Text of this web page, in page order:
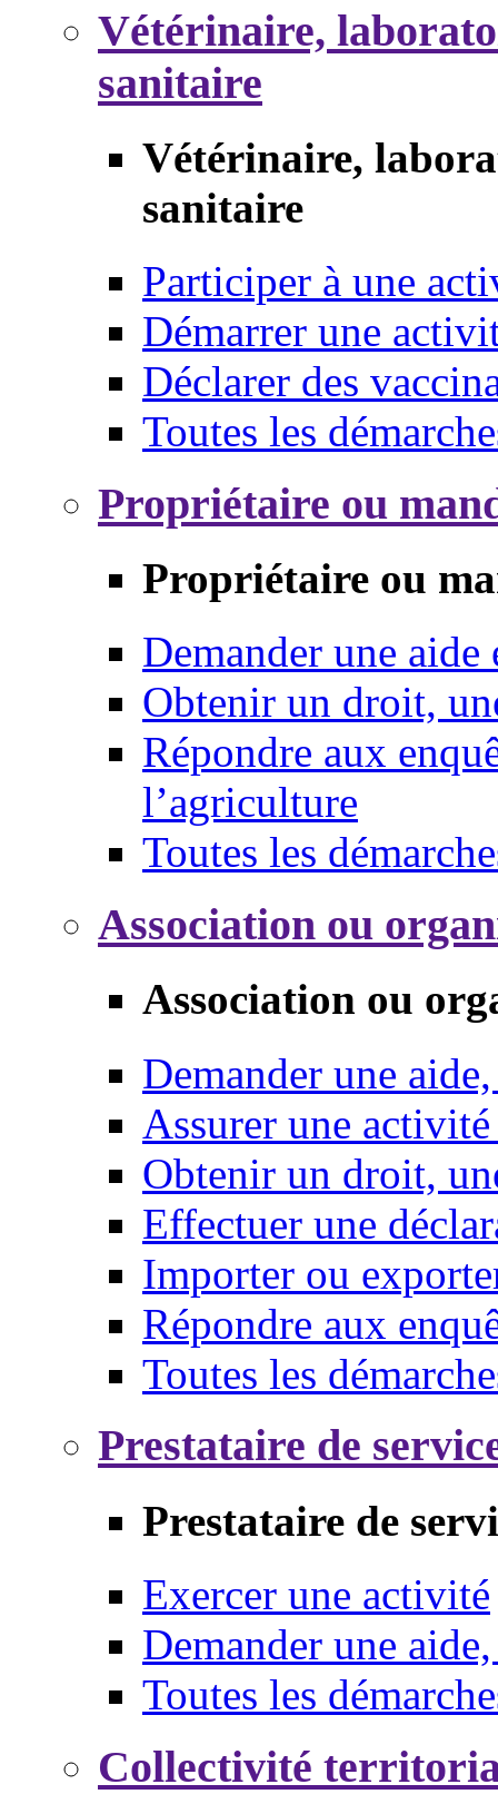
Vétérinaire,
sanitaire
Vétérinaire,
sanitaire
Participer à une
Démarrer une
Déclarer des
Toutes les
Propriétaire ou
Propriétaire ou
Demander une aide
Obtenir un droit,
Répondre aux
l’agriculture
Toutes les
Association ou
Association ou
Demander une
Assurer une
Obtenir un droit,
Effectuer une
Importer ou
Répondre aux
Toutes les
Prestataire de
Prestataire de
Exercer une activité
Demander une
Toutes les
Collectivité